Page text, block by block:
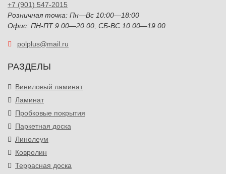
+7 (901) 547-2015
Розничная точка: Пн—Вс 10:00—18:00
Офис: ПН-ПТ 9.00—20.00, СБ-ВС 10.00—19.00
polplus@mail.ru
РАЗДЕЛЫ
Виниловый ламинат
Ламинат
Пробковые покрытия
Паркетная доска
Линолеум
Ковролин
Террасная доска